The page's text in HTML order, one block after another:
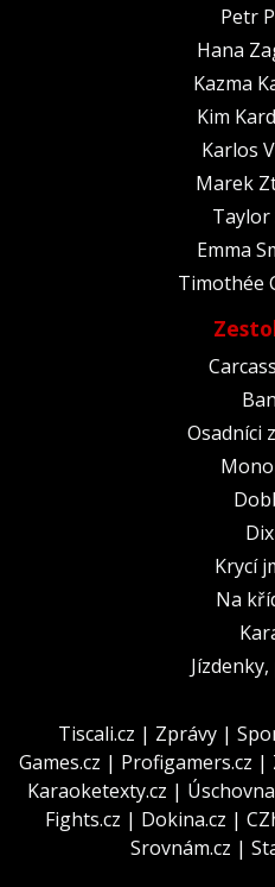
Petr
Hana
Kazma
Kim
Karlos
Marek
Taylor
Emma
Timothée
Osadníci
Krycí
Na
Tiscali.cz | Zprávy |
Games.cz | Profigamers.cz |
Karaoketexty.cz |
Fights.cz | Dokina.cz |
Srovnám.cz |